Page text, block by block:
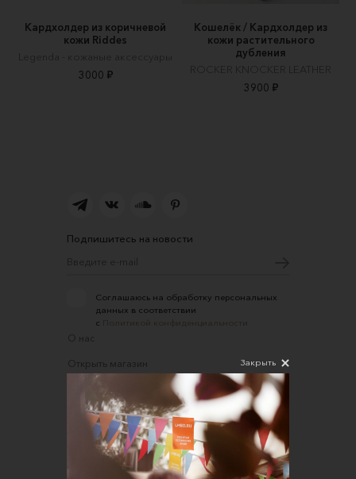
Кардхолдер из коричневой
кожи Riddes
Legenda - кожаные аксессуары
3000 ₽
Кошелёк / Кардхолдер из
кожи растительного
дубления
ROCKER KNOCKER LEATHER
3900 ₽
Подпишитесь на новости
Соглашаюсь на обработку персональных
данных в соответствии
с
О нас
Открыть магазин
Участие в офлайн-маркете
FAQ
Требования к фотографиям
Обратная связь
Закрыть